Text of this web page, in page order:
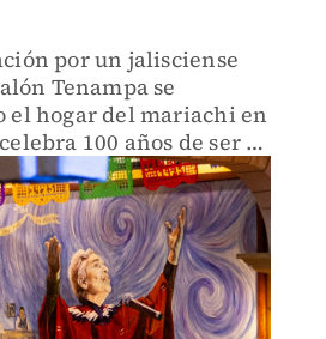
por un jalisciense
Tenampa se
el hogar del mariachi en
100 años de ser el
como José Alfredo
Reyes.